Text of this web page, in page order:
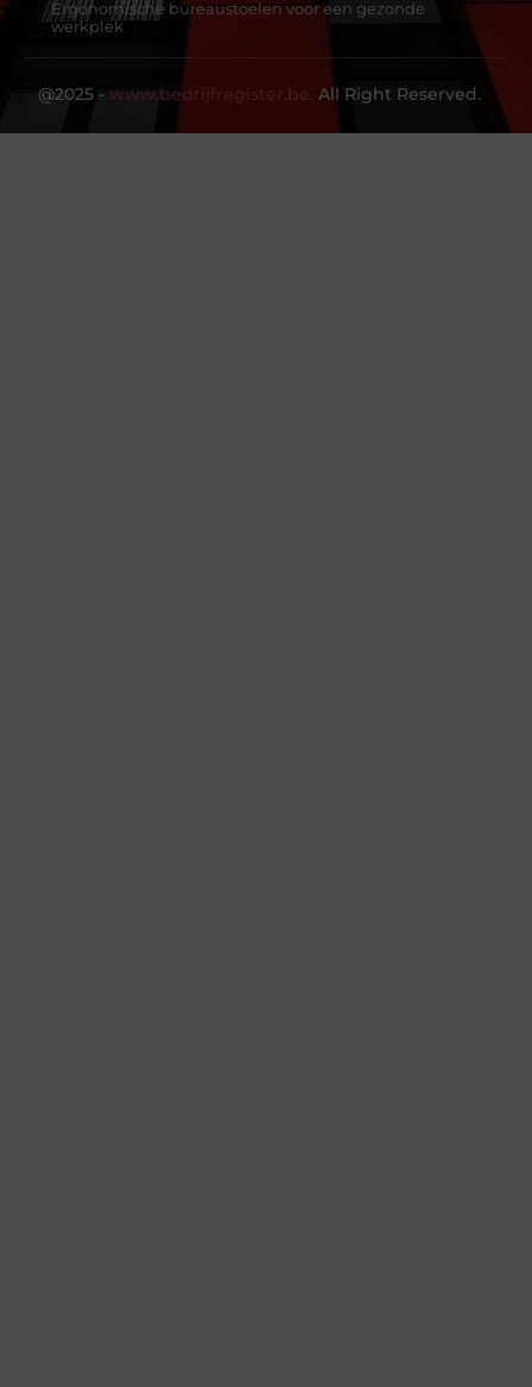
Ergonomische bureaustoelen voor een gezonde
werkplek
@2025 -www.bedrijfregister.be. All Right Reserved.